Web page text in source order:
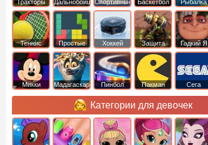
Тракторы ДальнобойщикиСпортивные Баскетбол Рыбалка
Теннис Простые Хоккей
Защита
башни
Гадкий Я
Микки
Мадагаскар Пинбол Пакман Сега
Категории для девочек